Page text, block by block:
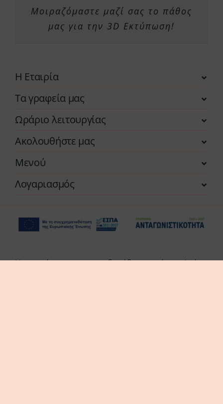
Μοιραζόμαστε μαζί σας το πάθος
μας για την 3D Εκτύπωση!
Η Εταιρία
Τα γραφεία μας
Ωράριο λειτουργίας
Ακολουθήστε μας
Μενού
Λογαριασμός
Η επιχείρηση χρηματοδοτήθηκε από τη Δράση